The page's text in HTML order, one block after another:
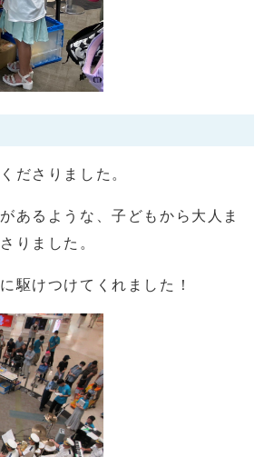
ださりました。
あるような、子どもから大人ま
りました。
駆けつけてくれました！